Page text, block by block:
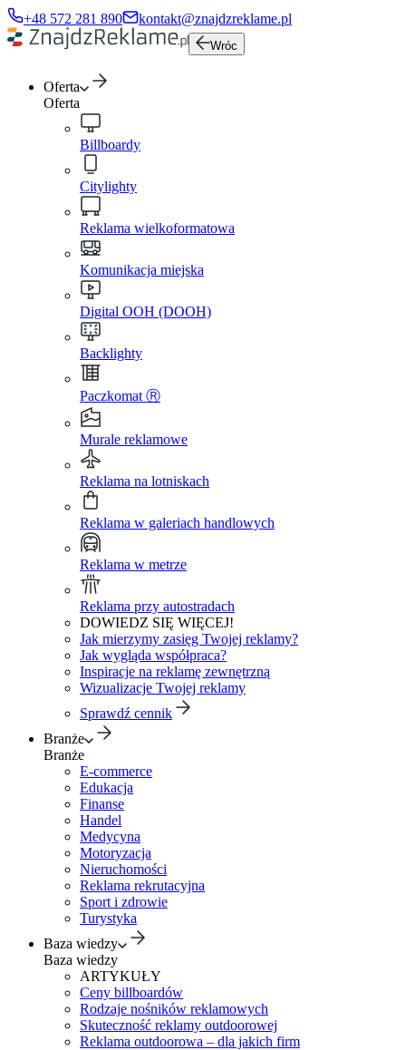
+48 572 281 890 kontakt@znajdzreklame.pl
Wróc
Oferta
Oferta
Billboardy
Citylighty
Reklama wielkoformatowa
Komunikacja miejska
Digital OOH (DOOH)
Backlighty
Paczkomat Ⓡ
Murale reklamowe
Reklama na lotniskach
Reklama w galeriach handlowych
Reklama w metrze
Reklama przy autostradach
DOWIEDZ SIĘ WIĘCEJ!
Jak mierzymy zasięg Twojej reklamy?
Jak wygląda współpraca?
Inspiracje na reklamę zewnętrzną
Wizualizacje Twojej reklamy
Sprawdź cennik
Branże
Branże
E-commerce
Edukacja
Finanse
Handel
Medycyna
Motoryzacja
Nieruchomości
Reklama rekrutacyjna
Sport i zdrowie
Turystyka
Baza wiedzy
Baza wiedzy
ARTYKUŁY
Ceny billboardów
Rodzaje nośników reklamowych
Skuteczność reklamy outdoorowej
Reklama outdoorowa – dla jakich firm